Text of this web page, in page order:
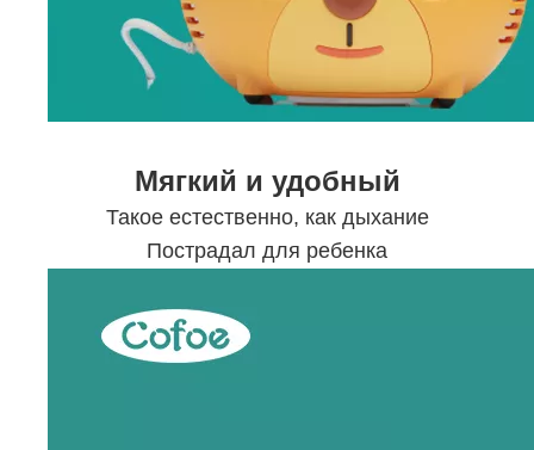
Мягкий и удобный
Такое естественно, как дыхание
Пострадал для ребенка